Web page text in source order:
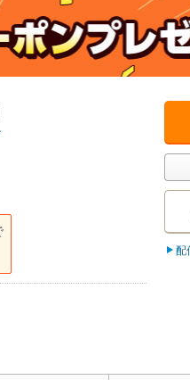
配